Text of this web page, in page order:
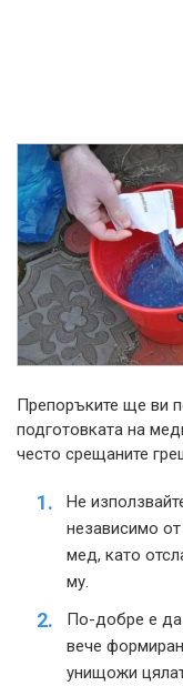
Препоръките ще ви
подготовката на
често срещаните
Не
независимо
мед, като
му.
По-добре е да
вече
унищожи